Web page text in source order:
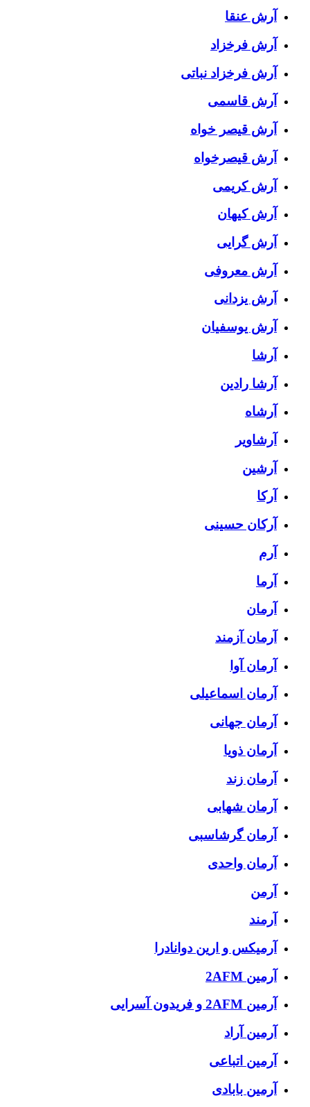
آرش عنقا
آرش فرخزاد
آرش فرخزاد نباتی
آرش قاسمی
آرش قیصر خواه
آرش قیصرخواه
آرش کریمی
آرش کیهان
آرش گرایی
آرش معروفی
آرش یزدانی
آرش یوسفیان
آرشا
آرشا رادین
آرشاه
آرشاویر
آرشین
آرکا
آرکان حسینی
آرم
آرما
آرمان
آرمان آزمند
آرمان آوا
آرمان اسماعیلی
آرمان جهانی
آرمان ذویا
آرمان زند
آرمان شهابی
آرمان گرشاسبی
آرمان واحدی
آرمن
آرمند
آرمیکس و ارین دوانادرا
آرمین 2AFM
آرمین 2AFM و فریدون آسرایی
آرمین آراد
آرمین اتباعی
آرمین بابادی